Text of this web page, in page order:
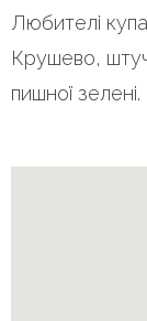
Любителі
Крушево,
пишної зелені.